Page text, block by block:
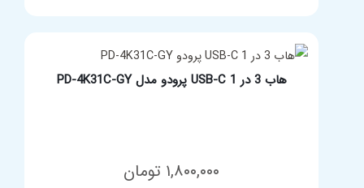
هاب 3 در 1 USB-C پرودو مدل PD-4K31C-GY
۱,۸۰۰,۰۰۰ تومان